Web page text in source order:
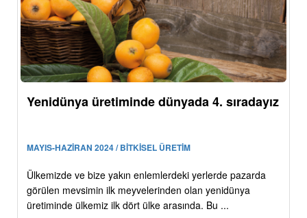
Yenidünya üretiminde dünyada 4. sıradayız
MAYIS-HAZİRAN 2024 / BİTKİSEL ÜRETİM
Ülkemizde ve bize yakın enlemlerdeki yerlerde pazarda
görülen mevsimin ilk meyvelerinden olan yenidünya
üretiminde ülkemiz ilk dört ülke arasında. Bu ...